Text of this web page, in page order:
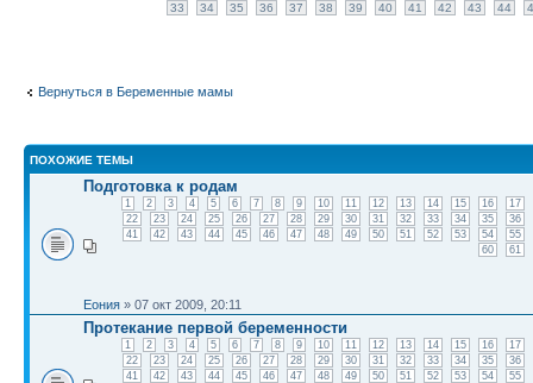
33
34 35 36 37 38 39 40 41 42 43 44
Вернуться в Беременные мамы
ПОХОЖИЕ ТЕМЫ
Подготовка к родам
1 2 3 4 5 6 7 8 9 10 11 12 13 14 15 16
17
22
23 24 25 26 27 28 29 30 31 32 33 34 35
36
41
42 43 44 45 46 47 48 49 50 51 52 53 54
55
60
61
Еония » 07 окт 2009, 20:11
Протекание первой беременности
1 2 3 4 5 6 7 8 9 10 11 12 13 14 15 16
17
22
23 24 25 26 27 28 29 30 31 32 33 34 35
36
41
42 43 44 45 46 47 48 49 50 51 52 53 54
55